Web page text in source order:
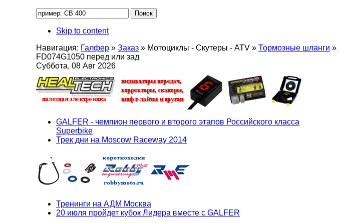
Skip to content
Навигация: Галфер » Заказ » Мотоциклы - Скутеры - ATV » Тормозные шланги »
FD074G1050 перед или зад
Суббота, 08 Авг 2026
GALFER - чемпион первого и второго этапов Российского класса
Superbike
Трек дни на Moscow Raceway 2014
Тренинги на АДМ Москва
20 июля пройдет кубок Лидера вместе с GALFER